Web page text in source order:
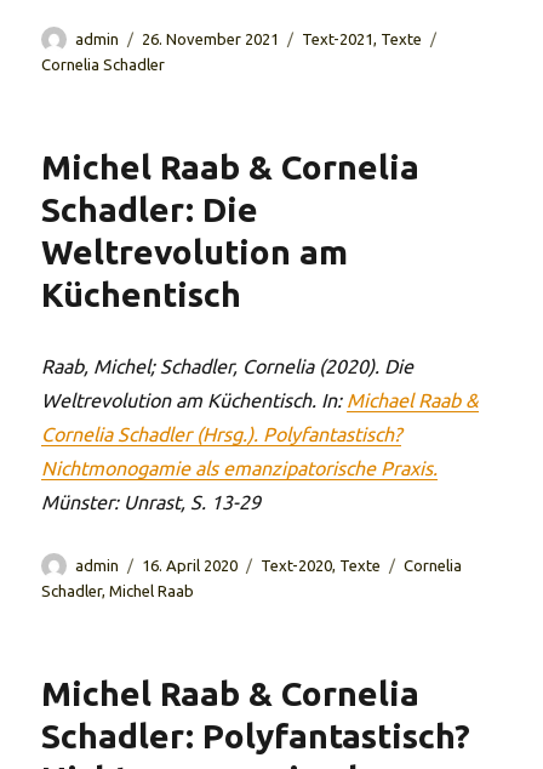
Autor
admin
Veröffentlicht
am
26. November 2021 Kategorien
Text-2021, Texte
Cornelia Schadler
Michel Raab & Cornelia
Schadler: Die
Weltrevolution am
Küchentisch
Raab, Michel; Schadler, Cornelia (2020). Die
Weltrevolution am Küchentisch. In: Michael Raab &
Cornelia Schadler (Hrsg.). Polyfantastisch?
Nichtmonogamie als emanzipatorische Praxis.
Münster: Unrast, S. 13-29
Autor
admin
Veröffentlicht
am
16. April 2020 Kategorien
Text-2020, Texte Schlagwörter
Cornelia
Schadler,Michel Raab
Michel Raab & Cornelia
Schadler: Polyfantastisch?